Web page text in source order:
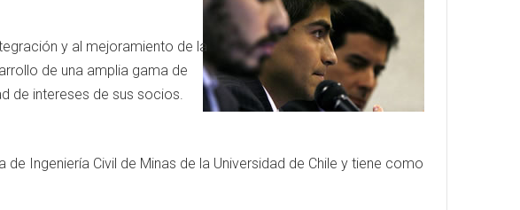
y al mejoramiento de la
de una amplia gama de
de intereses de sus socios.
Ingeniería Civil de Minas de la Universidad de Chile y tiene como